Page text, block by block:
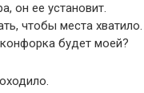
он ее установит.
чтобы места хватило.
будет моей?